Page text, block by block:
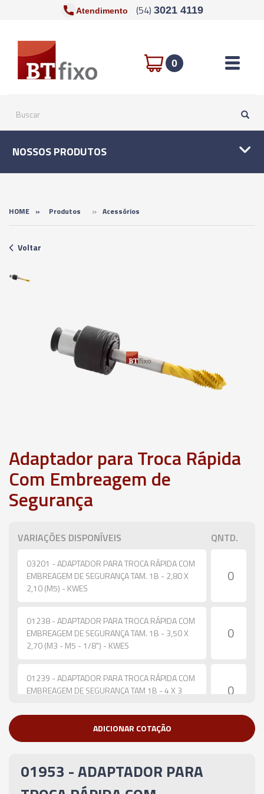
Atendimento (54) 3021 4119
0 Toggle
NOSSOS PRODUTOS
HOME » Produtos » Acessórios
Voltar
Adaptador para Troca Rápida
Com Embreagem de
Segurança
VARIAÇÕES DISPONÍVEIS QNTD.
03201 - ADAPTADOR PARA TROCA RÁPIDA COM
EMBREAGEM DE SEGURANÇA TAM. 1B - 2,80 X
2,10 (M5) - KWES
01238 - ADAPTADOR PARA TROCA RÁPIDA COM
EMBREAGEM DE SEGURANÇA TAM. 1B - 3,50 X
2,70 (M3 - M5 - 1/8") - KWES
01239 - ADAPTADOR PARA TROCA RÁPIDA COM
EMBREAGEM DE SEGURANÇA TAM 1B - 4 X 3
01684 - ADAPTADOR PARA TROCA RÁPIDA COM
ADICIONAR COTAÇÃO
01953 - ADAPTADOR PARA